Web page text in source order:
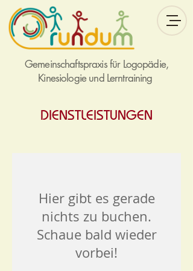
Gemeinschaftspraxis für Logopädie,
Kinesiologie und Lerntraining
DIENSTLEISTUNGEN
Hier gibt es gerade
nichts zu buchen.
Schaue bald wieder
vorbei!